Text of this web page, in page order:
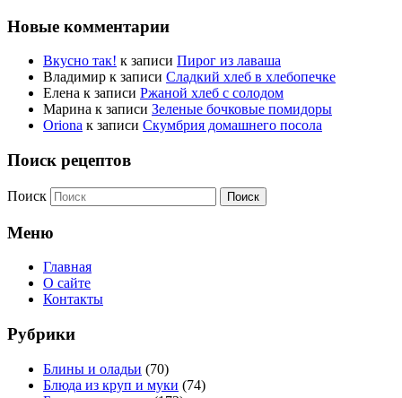
Новые комментарии
Вкусно так! к записи Пирог из лаваша
Владимир к записи Сладкий хлеб в хлебопечке
Елена к записи Ржаной хлеб с солодом
Марина к записи Зеленые бочковые помидоры
Oriona к записи Скумбрия домашнего посола
Поиск рецептов
Поиск
Меню
Главная
О сайте
Контакты
Рубрики
Блины и оладьи (70)
Блюда из круп и муки (74)